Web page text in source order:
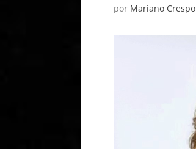
por Mariano Crespo